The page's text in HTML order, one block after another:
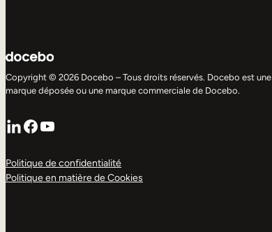
Copyright © 2026 Docebo – Tous droits réservés. Docebo est une
marque déposée ou une marque commerciale de Docebo.
LinkedIn
Facebook
YouTube
Politique de confidentialité
Politique en matière de Cookies